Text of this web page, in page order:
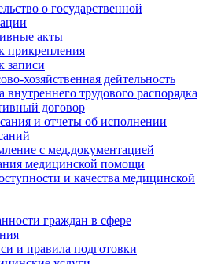
о государственной
акты
прикрепления
записи
хозяйственная дейтельность
внутреннего трудового распорядка
договор
и отчеты об исполнении
с мед.документацией
медицинской помощи
и качества медицинской
граждан в сфере
и правила подготовки